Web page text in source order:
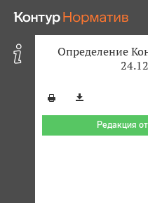
Определение
Редакция